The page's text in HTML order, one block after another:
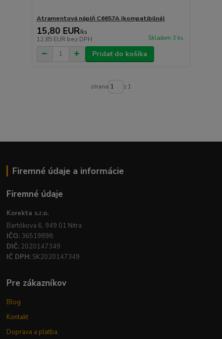
Atramentová náplň C6657A (kompatibilná)
15,80 EUR/ks
12,85 EUR bez DPH Skladom 3 ks
Pridať do košíka
strana z 1
Firemné údaje a informácie
Firemné údaje
Korekta s.r.o.
Bartókova 6, 949 01 Nitra
IČO: 36519898
DIČ: 2020147349
IČ DPH: SK2020147349
Pre zákazníkov
Blog
Kontakt
Doprava a platba